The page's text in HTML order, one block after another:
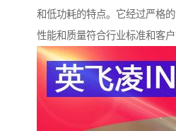
和低功耗的特点。它经过严格
性能和质量符合行业标准和客户